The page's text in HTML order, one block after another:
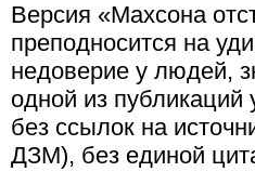
Версия «Махсона
преподносится на
недоверие у людей,
одной из
без ссылок на
ДЗМ), без единой